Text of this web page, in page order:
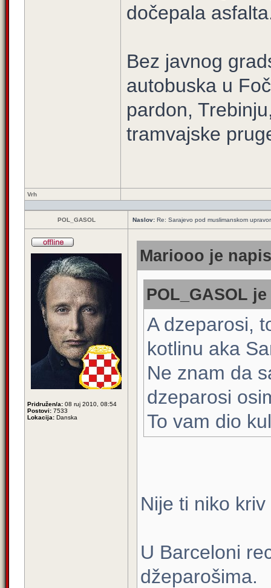
dočepala
Bez javnog
autobuska u
pardon,
tramvajske
Vrh
POL_GASOL Naslov: Re: Sarajevo pod muslimanskom
Pridružen/a: 08 ruj 2010, 08:54
Postovi: 7533
Lokacija: Danska
Mariooo je
POL_GASOL
A dzeparosi,
kotlinu aka
Ne znam da
dzeparosi
To vam dio
Nije ti niko
U Barceloni
džeparošima.